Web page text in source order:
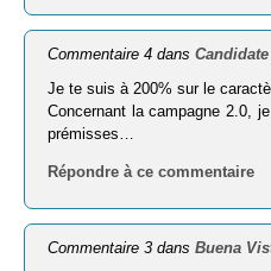
Commentaire 4 dans
Je te suis à 200% sur le
Concernant la campagne 2.0,
prémisses…
Répondre à ce commentaire
Commentaire 3 dansBuena